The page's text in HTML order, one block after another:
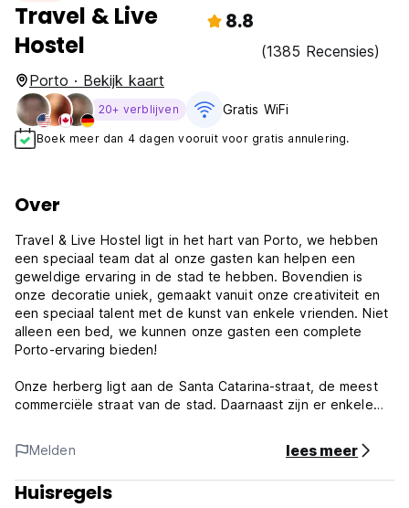
Travel & Live
Hostel
8.8
(1385 Recensies)
Porto · Bekijk kaart
20+ verblijven Gratis WiFi
Boek meer dan 4 dagen vooruit voor gratis annulering.
Over
Travel & Live Hostel ligt in het hart van Porto, we hebben
een speciaal team dat al onze gasten kan helpen een
geweldige ervaring in de stad te hebben. Bovendien is
onze decoratie uniek, gemaakt vanuit onze creativiteit en
een speciaal talent met de kunst van enkele vrienden. Niet
alleen een bed, we kunnen onze gasten een complete
Porto-ervaring bieden!
Onze herberg ligt aan de Santa Catarina-straat, de meest
commerciële straat van de stad. Daarnaast zijn er enkele
de Santa Catarina-straat en in de buurt. Metro ligt op
slechts 1 minuut van het hostel, het nachtleven op 10
minuten en 20 minuten naar de rivier!
Melden lees meer
Huisregels